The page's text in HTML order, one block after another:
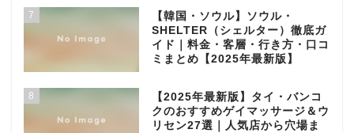
7
【韓国・ソウル】ソウル・
SHELTER（シェルター）徹底ガ
イド｜料金・客層・行き方・口コ
ミまとめ【2025年最新版】
8
【2025年最新版】タイ・バンコ
クのおすすめゲイマッサージ＆ウ
リセン27選｜人気店から穴場ま